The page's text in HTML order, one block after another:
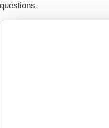
questions.